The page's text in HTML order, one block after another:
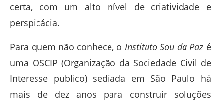
certa, com um alto nível de criatividade e
perspicácia.
Para quem não conhece, o Instituto Sou da Paz é
uma OSCIP (Organização da Sociedade Civil de
Interesse publico) sediada em São Paulo há
mais de dez anos para construir soluções